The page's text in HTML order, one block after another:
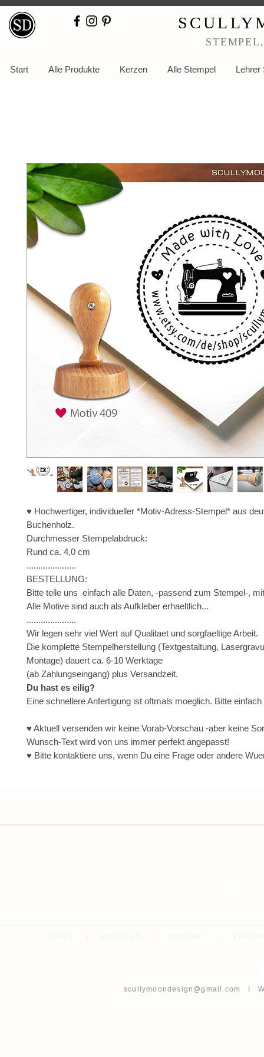
Start Alle Produkte Kerzen Alle Stempel Lehrer
♥ Hochwertiger, individueller *Motiv-Adress-Stempel* aus
Buchenholz.
Durchmesser Stempelabdruck:
Rund ca. 4,0 cm
.....................
BESTELLUNG:
Bitte teile uns einfach alle Daten, -passend zum Stempel-,
Alle Motive sind auch als Aufkleber erhaeltlich...
.....................
Wir legen sehr viel Wert auf Qualitaet und sorgfaeltige Arbeit.
Die komplette Stempelherstellung (Textgestaltung,
Montage) dauert ca. 6-10 Werktage
(ab Zahlungseingang) plus Versandzeit.
Du hast es eilig?
Eine schnellere Anfertigung ist oftmals moeglich. Bitte
♥ Aktuell versenden wir keine Vorab-Vorschau -aber keine
Wunsch-Text wird von uns immer perfekt angepasst!
♥ Bitte kontaktiere uns, wenn Du eine Frage oder andere
scullymoondesign@gmail.com I